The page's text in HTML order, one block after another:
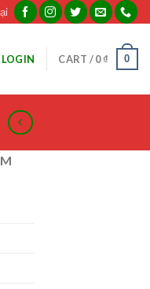
LOGIN CART /0₫ 0